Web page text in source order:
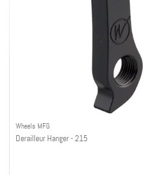
Wheels MFG
Derailleur Hanger - 215